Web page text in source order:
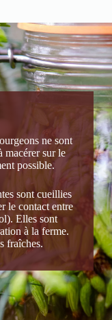
ne sont
macérer sur le
possible.
sont cueillies
le contact entre
Elles sont
à la ferme.
fraîches.